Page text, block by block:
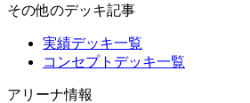
その他のデッキ記事
実績デッキ一覧
コンセプトデッキ一覧
アリーナ情報